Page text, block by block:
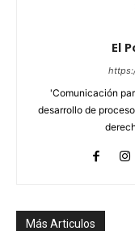
El
'Comunicación
desarrollo de
Más Articulos